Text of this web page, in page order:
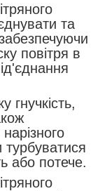
та
повітря в
гнучкість,
або потече.